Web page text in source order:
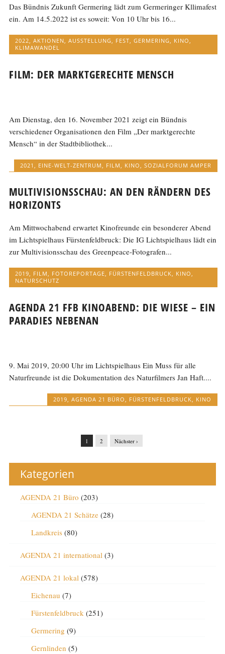
Das Bündnis Zukunft Germering lädt zum Germeringer Kllimafest
ein. Am 14.5.2022 ist es soweit: Von 10 Uhr bis 16...
2022,AKTIONEN,AUSSTELLUNG, FEST,GERMERING, KINO,
KLIMAWANDEL
FILM: DER MARKTGERECHTE MENSCH
Am Dienstag, den 16. November 2021 zeigt ein Bündnis
verschiedener Organisationen den Film „Der marktgerechte
Mensch“ in der Stadtbibliothek...
2021 EINE-WELT-ZENTRUM FILM KINO SOZIALFORUM AMPER
MULTIVISIONSSCHAU: AN DEN RÄNDERN DES
HORIZONTS
Am Mittwochabend erwartet Kinofreunde ein besonderer Abend
im Lichtspielhaus Fürstenfeldbruck: Die IG Lichtspielhaus lädt ein
zur Multivisionsschau des Greenpeace-Fotografen...
2019, FILM, FOTOREPORTAGE, FÜRSTENFELDBRUCK, KINO,
NATURSCHUTZ
AGENDA 21 FFB KINOABEND: DIE WIESE – EIN
PARADIES NEBENAN
9. Mai 2019, 20:00 Uhr im Lichtspielhaus Ein Muss für alle
Naturfreunde ist die Dokumentation des Naturfilmers Jan Haft....
2019 AGENDA 21 BÜRO FÜRSTENFELDBRUCK KINO
1 2 Nächster ›
Kategorien
AGENDA 21 Büro (203)
AGENDA 21 Schätze(28)
Landkreis(80)
AGENDA 21 international(3)
AGENDA 21 lokal(578)
Eichenau (7)
Fürstenfeldbruck(251)
Germering (9)
Gernlinden (5)